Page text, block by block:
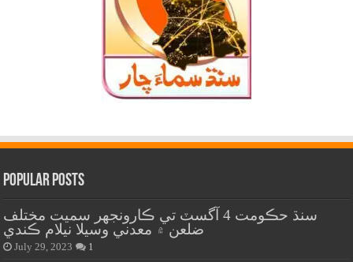
Popular Posts
سنڌ حڪومت 4 آگسٽ تي ڪارونجهر سميت مختلف
ضلعن ۾ معدني وسيلا نيلام ڪندي
July 29, 2023 1